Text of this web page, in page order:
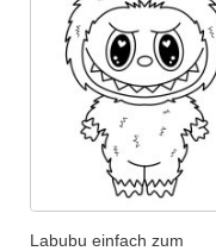
Labubu einfach zum